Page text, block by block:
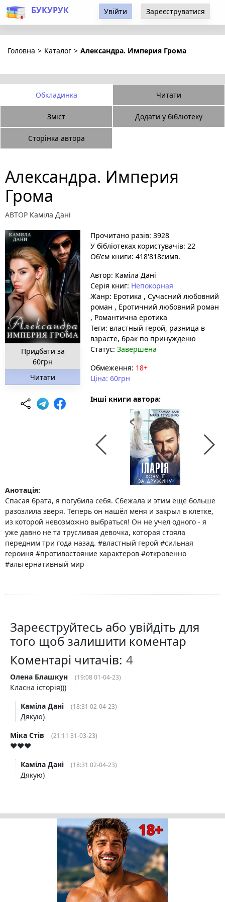
БУКУРУК Увійти Зареєструватися
Головна > Каталог > Александра. Империя Грома
Обкладинка Читати
Зміст Додати у бібліотеку
Сторінка автора
Александра. Империя
Грома
АВТОР Каміла Дані
Придбати за
60грн
Читати
Прочитано разів: 3928
У бібліотеках користувачів: 22
Об'єм книги: 418'818симв.
Автор: Каміла Дані
Серія книг: Непокорная
Жанр: Еротика , Сучасний любовний
роман , Еротичний любовний роман
, Романтична еротика
Теги: властный герой, разница в
взрасте, брак по принужденю
Статус: Завершена
Обмеження: 18+
Ціна: 60грн
Інші книги автора:
Анотація:
Спасая брата, я погубила себя. Сбежала и этим ещё больше
разозлила зверя. Теперь он нашёл меня и закрыл в клетке,
из которой невозможно выбраться! Он не учел одного - я
уже давно не та трусливая девочка, которая стояла
передним три года назад. #властный герой #сильная
героиня #противостояние характеров #откровенно
#альтернативный мир
Зареєструйтесь або увійдіть для
того щоб залишити коментар
Коментарі читачів:
Олена Блашкун (19:08 01-04-23)
Класна історія)))
Каміла Дані
(18:31 02-04-23)
Дякую)
Міка Стів
(21:11 31-03-23)
❤️❤️❤️
Каміла Дані
(18:31 02-04-23)
Дякую)